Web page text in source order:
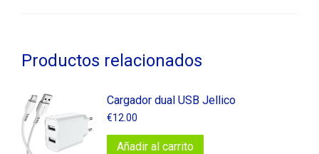
Productos relacionados
Cargador dual USB Jellico
€12.00
Añadir al carrito